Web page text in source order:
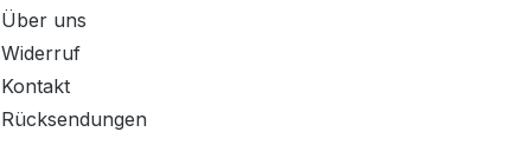
Über uns
Widerruf
Kontakt
Rücksendungen